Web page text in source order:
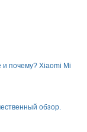
почему? Xiaomi Mi
обзор.